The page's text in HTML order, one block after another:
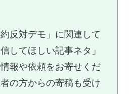
反対デモ」に関連して
してほしい記事ネタ」
報や依頼をお寄せくだ
の方からの寄稿も受け